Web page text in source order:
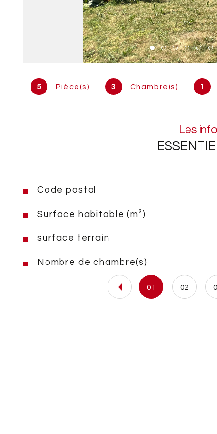
5 Pièce(s) 3 Chambre(s) 1
Les
Caractéristiques Valeurs
Code postal
Surface habitable (m²)
surface terrain
Nombre de chambre(s)
01 02